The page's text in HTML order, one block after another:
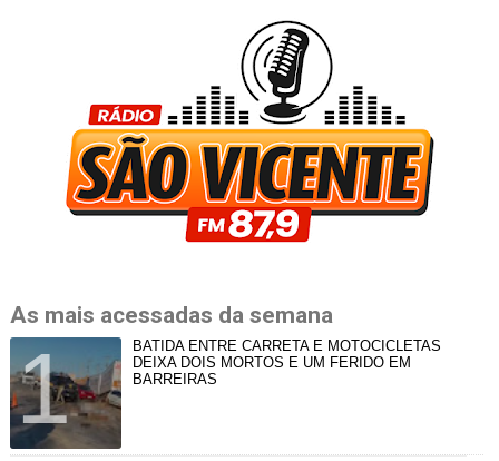
As mais acessadas da semana
BATIDA ENTRE CARRETA E MOTOCICLETAS
DEIXA DOIS MORTOS E UM FERIDO EM
BARREIRAS